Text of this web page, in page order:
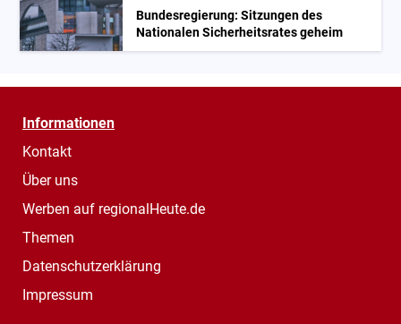
Bundesregierung: Sitzungen des
Nationalen Sicherheitsrates geheim
Informationen
Kontakt
Über uns
Werben auf regionalHeute.de
Themen
Datenschutzerklärung
Impressum